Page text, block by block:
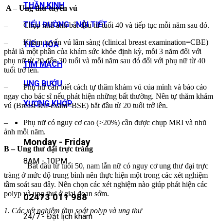
THẦN KINH
TIỂU ĐƯỜNG - NỘI TIẾT
TIÊU HÓA
TIM MẠCH
UNG BƯỚU
XƯƠNG KHỚP
Monday - Friday
8AM - 10PM
02473 011 988
24/7 - Đặt lịch khám
A – Ung thư tuyến vú
– Chụp nhũ ảnh bắt đầu từ tuổi 40 và tiếp tục mỗi năm sau đó.
– Khám tuyến vú lâm sàng (clinical breast examination=CBE)
phải là một phần của khám sức khỏe định kỳ, mỗi 3 năm đối với
phụ nữ từ 20 đến 30 tuổi và mỗi năm sau đó đối với phụ nữ từ 40
tuổi trở lên.
– Phụ nữ cần biết cách tự thăm khám vú của mình và báo cáo
ngay cho bác sĩ nếu phát hiện những bất thường. Nên tự thăm khám
vú (Breast self-exam=BSE) bắt đầu từ 20 tuổi trở lên.
– Phụ nữ có nguy cơ cao (>20%) cần được chụp MRI và nhũ
ảnh mỗi năm.
B – Ung thư đại trực tràng
Bắt đầu từ tuổi 50, nam lẫn nữ có nguy cơ ung thư đại trực
tràng ở mức độ trung bình nên thực hiện một trong các xét nghiệm
tầm soát sau đây. Nên chọn các xét nghiệm nào giúp phát hiện các
polyp và ung thư ở giai đoạn sớm.
1. Các xét nghiệm tầm soát polyp và ung thư